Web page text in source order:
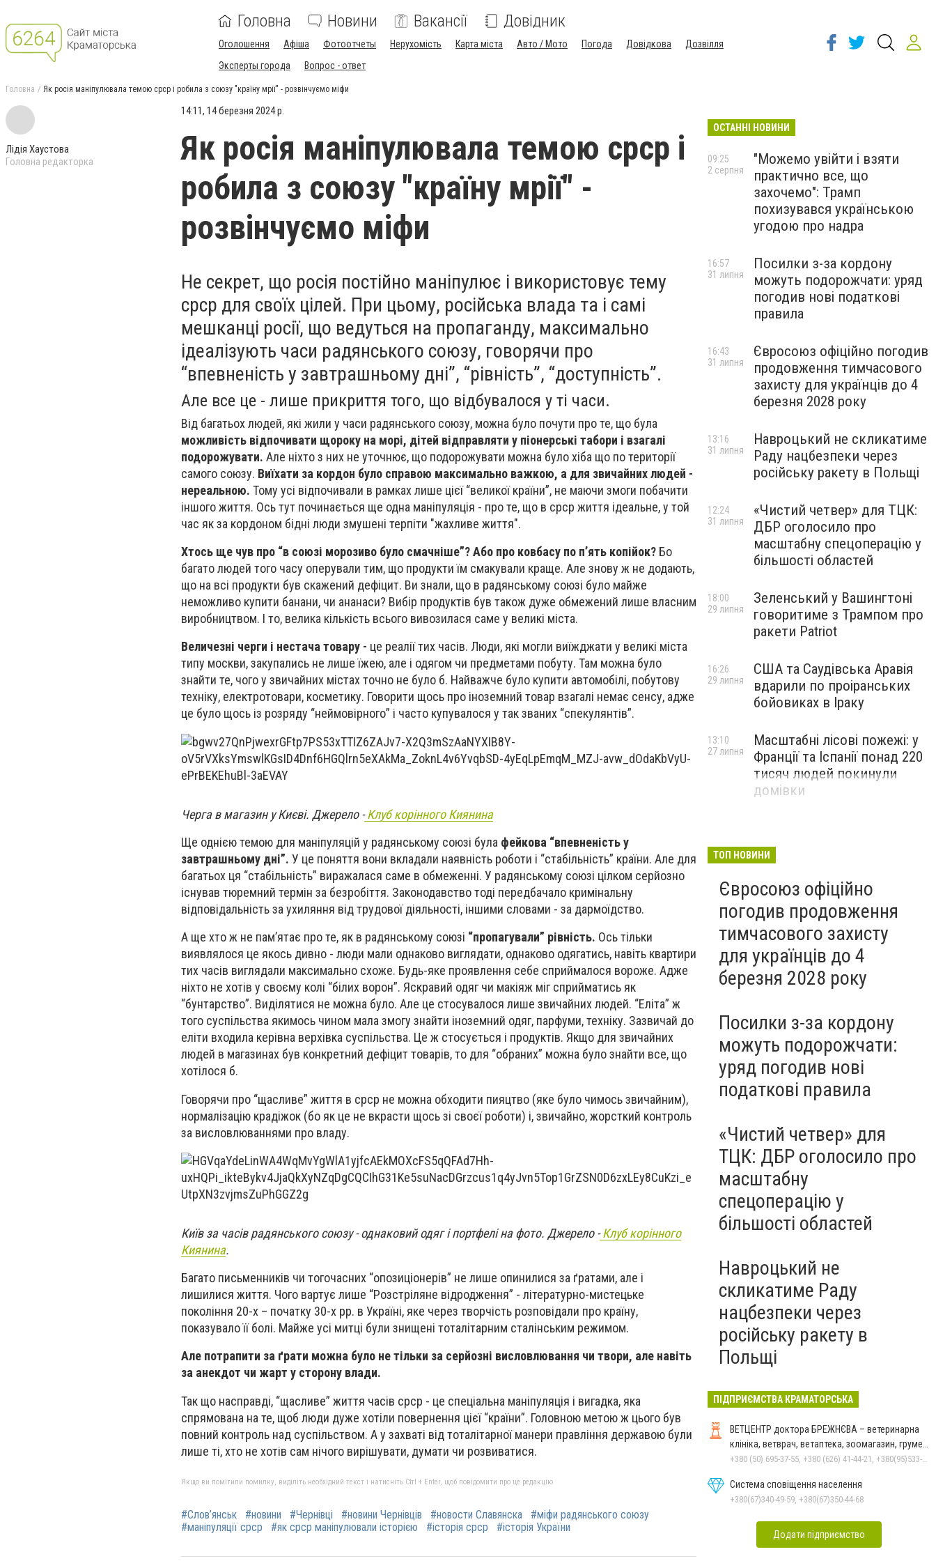
Головна Новини Вакансії Довідник
Оголошення Афіша Фотоотчеты Нерухомість Карта міста Авто / Мото Погода Довідкова
Дозвілля
Эксперты города
Вопрос - ответ
Головна Як росія маніпулювала темою срср і робила з союзу "країну мрії" - розвінчуємо міфи
Лідія Хаустова
Головна редакторка
14:11, 14 березня 2024 р.
Як росія маніпулювала темою срср і
робила з союзу "країну мрії" -
розвінчуємо міфи
Не секрет, що росія постійно маніпулює і використовує тему
срср для своїх цілей. При цьому, російська влада та і самі
мешканці росії, що ведуться на пропаганду, максимально
ідеалізують часи радянського союзу, говорячи про
“впевненість у завтрашньому дні”, “рівність”, “доступність”.
Але все це - лише прикриття того, що відбувалося у ті часи.
Від багатьох людей, які жили у часи радянського союзу, можна було почути про те, що була
можливість відпочивати щороку на морі, дітей відправляти у піонерські табори і взагалі
подорожувати. Але ніхто з них не уточнює, що подорожувати можна було хіба що по території
самого союзу. Виїхати за кордон було справою максимально важкою, а для звичайних людей -
нереальною. Тому усі відпочивали в рамках лише цієї “великої країни”, не маючи змоги побачити
іншого життя. Ось тут починається ще одна маніпуляція - про те, що в срср життя ідеальне, у той
час як за кордоном бідні люди змушені терпіти "жахливе життя".
Хтось ще чув про “в союзі морозиво було смачніше”? Або про ковбасу по п’ять копійок? Бо
багато людей того часу оперували тим, що продукти їм смакували краще. Але знову ж не додають,
що на всі продукти був скажений дефіцит. Ви знали, що в радянському союзі було майже
неможливо купити банани, чи ананаси? Вибір продуктів був також дуже обмежений лише власним
виробництвом. І то, велика кількість всього вивозилася саме у великі міста.
Величезні черги і нестача товару - це реалії тих часів. Люди, які могли виїжджати у великі міста
типу москви, закупались не лише їжею, але і одягом чи предметами побуту. Там можна було
знайти те, чого у звичайних містах точно не було б. Найважче було купити автомобілі, побутову
техніку, електротовари, косметику. Говорити щось про іноземний товар взагалі немає сенсу, адже
це було щось із розряду “неймовірного” і часто купувалося у так званих “спекулянтів”.
Черга в магазин у Києві. Джерело -Клуб корінного Киянина
Ще однією темою для маніпуляцій у радянському союзі була фейкова “впевненість у
завтрашньому дні”. У це поняття вони вкладали наявність роботи і “стабільність” країни. Але для
багатьох ця “стабільність” виражалася саме в обмеженні. У радянському союзі цілком серйозно
існував тюремний термін за безробіття. Законодавство тоді передбачало кримінальну
відповідальність за ухиляння від трудової діяльності, іншими словами - за дармоїдство.
А ще хто ж не пам’ятає про те, як в радянському союзі “пропагували” рівність. Ось тільки
виявлялося це якось дивно - люди мали однаково виглядати, однаково одягатись, навіть квартири
тих часів виглядали максимально схоже. Будь-яке проявлення себе сприймалося вороже. Адже
ніхто не хотів у своєму колі “білих ворон”. Яскравий одяг чи макіяж міг сприйматись як
“бунтарство”. Виділятися не можна було. Але це стосувалося лише звичайних людей. “Еліта” ж
того суспільства якимось чином мала змогу знайти іноземний одяг, парфуми, техніку. Зазвичай до
еліти входила керівна верхівка суспільства. Це ж стосується і продуктів. Якщо для звичайних
людей в магазинах був конкретний дефіцит товарів, то для “обраних” можна було знайти все, що
хотілося б.
Говорячи про “щасливе” життя в срср не можна обходити пияцтво (яке було чимось звичайним),
нормалізацію крадіжок (бо як це не вкрасти щось зі своєї роботи) і, звичайно, жорсткий контроль
за висловлюваннями про владу.
Київ за часів радянського союзу - однаковий одяг і портфелі на фото. Джерело -Клуб корінного
Киянина.
Багато письменників чи тогочасних “опозиціонерів” не лише опинилися за ґратами, але і
лишилися життя. Чого вартує лише “Розстріляне відродження” - літературно-мистецьке
покоління 20-х – початку 30-х рр. в Україні, яке через творчість розповідали про країну,
показувало її болі. Майже усі митці були знищені тоталітарним сталінським режимом.
Але потрапити за ґрати можна було не тільки за серйозні висловлювання чи твори, але навіть
за анекдот чи жарт у сторону влади.
Так що насправді, “щасливе” життя часів срср - це спеціальна маніпуляція і вигадка, яка
спрямована на те, щоб люди дуже хотіли повернення цієї “країни”. Головною метою ж цього був
повний контроль над суспільством. А у захваті від тоталітарної манери правління державою були
лише ті, хто не хотів сам нічого вирішувати, думати чи розвиватися.
Якщо ви помітили помилку, виділіть необхідний текст і натисніть Ctrl + Enter, щоб повідомити про це редакцію
#Слов’янськ #новини #Чернівці #новини Чернівців #новости Славянска
#міфи радянського союзу
#маніпуляції срср
#як срср маніпулювали історією #історія срср #історія України
ОСТАННІ НОВИНИ
"Можемо увійти і взяти
практично все, що
захочемо": Трамп
похизувався українською
угодою про надра
09:25
2 серпня
Посилки з-за кордону
можуть подорожчати: уряд
погодив нові податкові
правила
16:57
31 липня
Євросоюз офіційно погодив
продовження тимчасового
захисту для українців до 4
березня 2028 року
16:43
31 липня
Навроцький не скликатиме
Раду нацбезпеки через
російську ракету в Польщі
13:16
31 липня
«Чистий четвер» для ТЦК:
ДБР оголосило про
масштабну спецоперацію у
більшості областей
12:24
31 липня
Зеленський у Вашингтоні
говоритиме з Трампом про
ракети Patriot
18:00
29 липня
США та Саудівська Аравія
вдарили по проіранських
бойовиках в Іраку
16:26
29 липня
Масштабні лісові пожежі: у
Франції та Іспанії понад 220
тисяч людей покинули
домівки
13:10
27 липня
ТОП НОВИНИ
Євросоюз офіційно
погодив продовження
тимчасового захисту
для українців до 4
березня 2028 року
Посилки з-за кордону
можуть подорожчати:
уряд погодив нові
податкові правила
«Чистий четвер» для
ТЦК: ДБР оголосило про
масштабну
спецоперацію у
більшості областей
Навроцький не
скликатиме Раду
нацбезпеки через
російську ракету в
Польщі
ПІДПРИЄМСТВА КРАМАТОРСЬКА
ВЕТЦЕНТР доктора БРЕЖНЄВА – ветеринарна
клініка, ветврач, ветаптека, зоомагазин, грумер,
стрижки.
+380 (50) 695-37-55, +380 (626) 41-44-21, +380(95)533-90-03
Система сповіщення населення
+380(67)340-49-59, +380(67)350-44-68
Додати підприємство